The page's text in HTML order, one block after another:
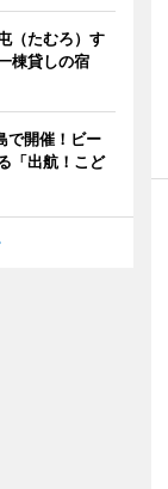
（たむろ）す
棟貸しの宿
で開催！ビー
「出航！こど